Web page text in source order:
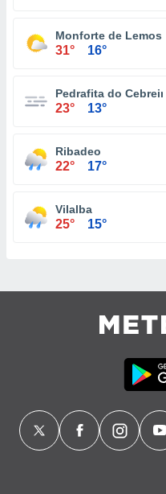
Monforte de Lemos
31° 16°
Pedrafita do Cebreiro
23° 13°
Ribadeo
22° 17°
Vilalba
25° 15°